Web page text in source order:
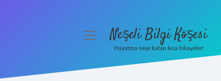
menüyüNeşeli Bilgi Köşesi
Hayatına neşe katan kısa hikayeler!